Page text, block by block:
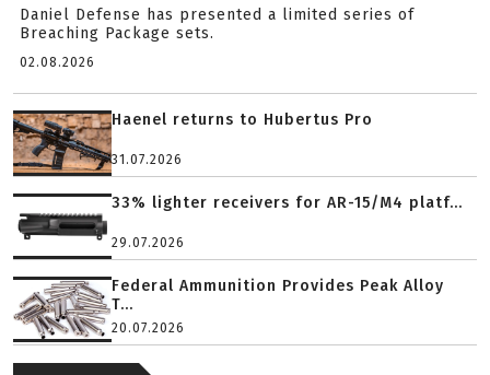
Daniel Defense has presented a limited series of
Breaching Package sets.
02.08.2026
Haenel returns to Hubertus Pro
31.07.2026
33% lighter receivers for AR-15/M4 platf...
29.07.2026
Federal Ammunition Provides Peak Alloy
T...
20.07.2026